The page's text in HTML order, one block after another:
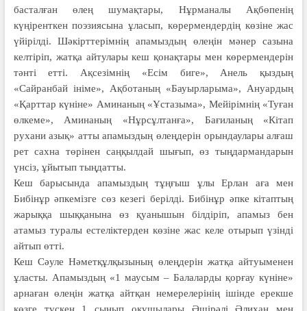
басталған өлең шумақтары, Нұрманалы Ақбөпенің
күңіренткен поэзиясына ұласып, көрермендердің көзіне жас
үйірілді. Шәкірттерімнің апамыздың өлеңін мәнер сазына
келтіріп, жатқа айтулары кеш қонақтары мен көрермендерін
тәнті етті. Ақсезімнің «Есім биге», Анель қыздың
«Сайранбай ініме», Ақботаның «Бауырларыма», Ануардың
«Қарттар күніне» Аминаның «Ұста­зыма», Мейірімнің «Туған
өлкеме», Аминаның «Нұрсұлтанға», Бағиланың «Кітап
рухани азық» атты апамыздың өлеңдерін орындаулары алғаш
рет сахна төрінен саңқылдай шығып, өз тыңдармандарын
үнсіз, ұйытып тыңдатты.
Кеш барысында апамыздың тұңғыш ұлы Ерлан аға мен
Бибінұр әпкемізге сөз кезегі берілді. Бибінұр әпке кітаптың
жа­рыққа шыққанына өз қуанышын біл­діріп, апамыз бен
атамыз туралы естеліктерден көзіне жас келе отырып үзінді
айтып өтті.
Кеш Сәуле Нәметқұлқызының өлеңдерін жатқа айтуыменен
ұласты. Апамыздың «1 маусым – Балаларды қорғау күніне»
арнаған өлеңін жатқа айтқан немерелерінің ішінде ерекше